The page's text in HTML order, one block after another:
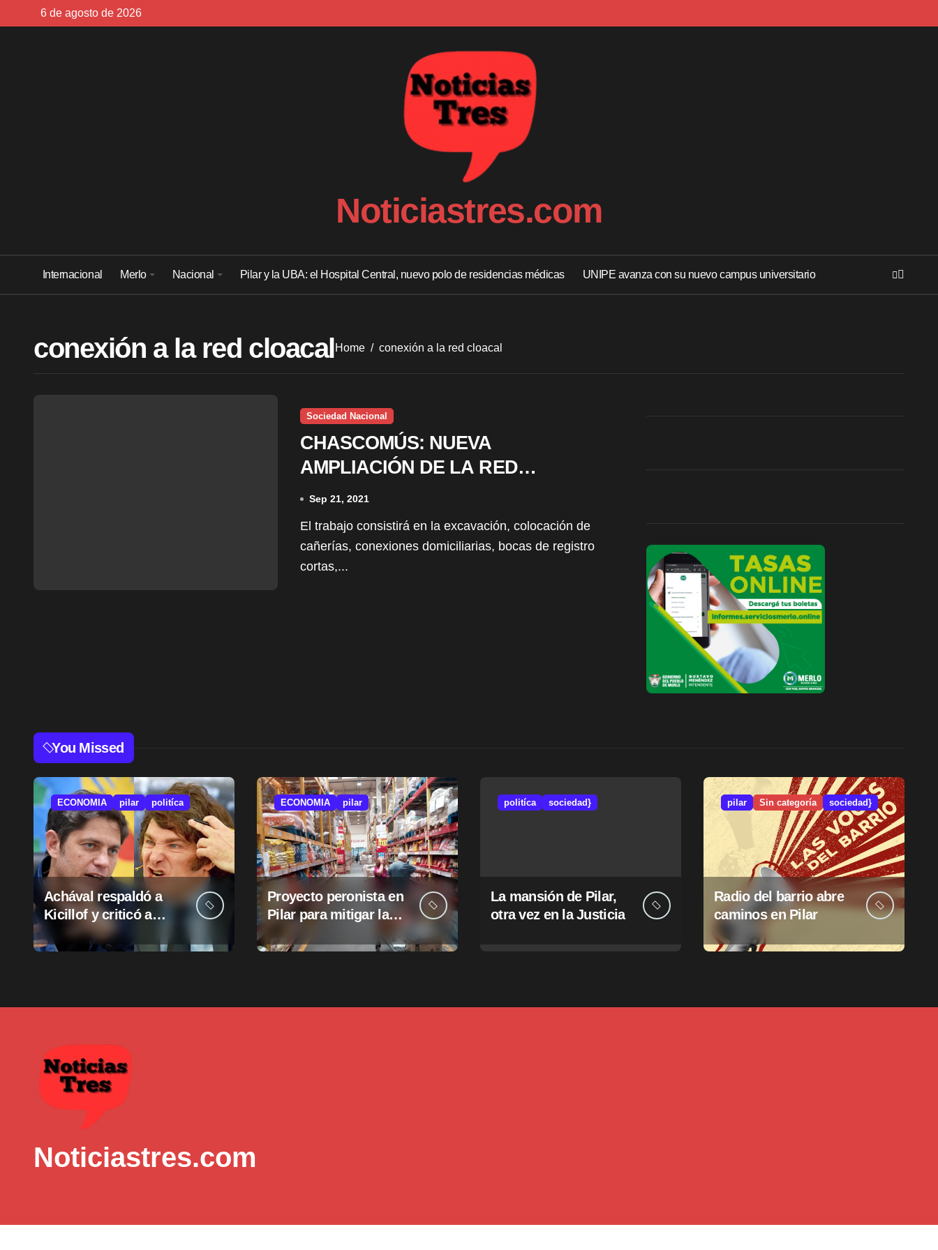
6 de agosto de 2026
Noticiastres.com
Internacional Merlo Nacional Pilar y la UBA: el Hospital Central, nuevo polo de residencias médicas UNIPE avanza con su nuevo campus universitario
conexión a la red cloacalHome conexión a la red cloacal
Sociedad Nacional
CHASCOMÚS: NUEVA
AMPLIACIÓN DE LA RED
CLOACAL BENEFICIARÁ A 46
FAMILIAS DEL BARRIO FÁTIMA
Sep 21, 2021
El trabajo consistirá en la excavación, colocación de
cañerías, conexiones domiciliarias, bocas de registro
cortas,...
You Missed
ECONOMIA pilar politíca
Achával respaldó a
Kicillof y criticó a
Milei
ECONOMIA pilar
Proyecto peronista en
Pilar para mitigar la
municipales
politíca sociedad}
La mansión de Pilar,
otra vez en la Justicia
pilar Sin categoría sociedad}
Radio del barrio abre
caminos en Pilar
Noticiastres.com